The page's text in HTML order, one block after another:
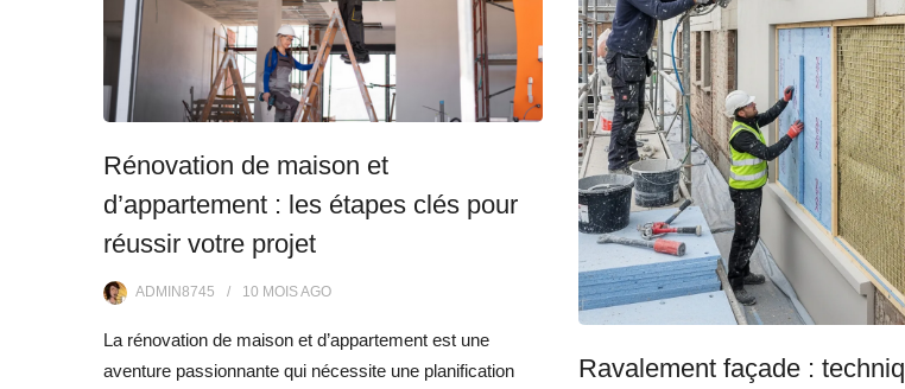
Rénovation de maison et
d’appartement : les étapes clés pour
réussir votre projet
ADMIN8745 10 MOISAGO
La rénovation de maison et d’appartement est une
aventure passionnante qui nécessite une planification
Ravalement façade :